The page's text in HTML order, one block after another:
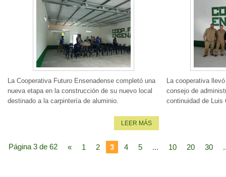
La Cooperativa Futuro Ensenadense completó una
nueva etapa en la construcción de su nuevo local
destinado a la carpintería de aluminio.
LEER MÁS
La cooperativa
consejo de
continuidad de Luis
Página 3 de 62 « 1 2 3 4 5 ... 10 20 30